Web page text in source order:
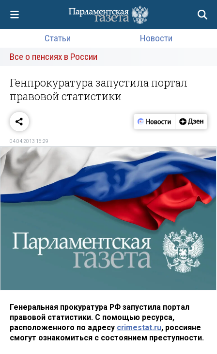
Статьи
Новости
Все о пенсиях в России
Генпрокуратура запустила портал
правовой статистики
04.04.2013 16:29
Генеральная прокуратура РФ запустила портал
правовой статистики. С помощью ресурса,
расположенного по адресу crimestat.ru, россияне
смогут ознакомиться с состоянием преступности.